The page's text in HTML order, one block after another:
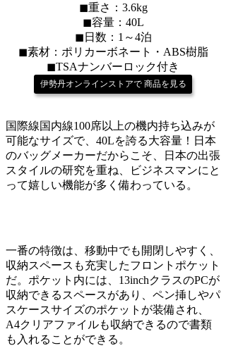
◼︎重さ：3.6kg
◼︎容量：40L
◼︎日数：1～4泊
◼︎素材：ポリカーボネート・ABS樹脂
◼︎TSAナンバーロック付き
伊勢丹オンラインストアで 商品を見る
国際線国内線100席以上の機内持ち込みが
可能なサイズで、40Lを誇る大容量！日本
のバッグメーカーだからこそ、日本の出張
スタイルの研究を重ね、ビジネスマンにと
って嬉しい機能が多く備わっている。
一番の特徴は、移動中でも開閉しやすく、
収納スペースも充実したフロントポケット
だ。ポケット内には、13inchクラスのPCが
収納できるスペースがあり、ペン挿しやパ
スケースサイズのポケットが装備され、
A4クリアファイルも収納できるので書類
も入れることができる。